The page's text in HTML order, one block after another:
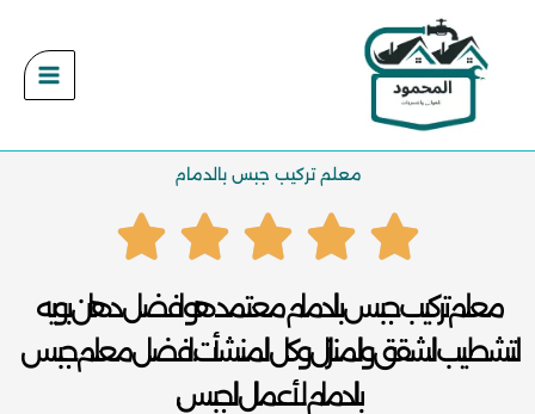
المحتوى
معلم تركيب جبس بالدمام
معلم تركيب جبس بالدمام معتمد هو افضل دهان بويه
لتشطيب الشقق والمنازل وكل المنشأت، افضل معلم جبس
بالدمام لأعمال الجبس..